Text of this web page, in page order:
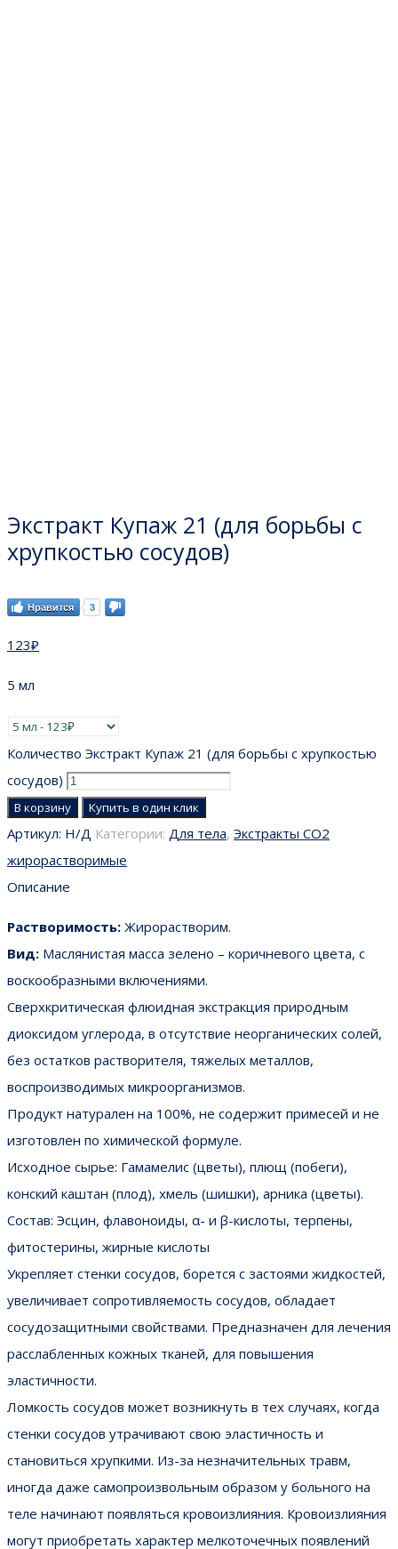
Экстракт Купаж 21 (для борьбы с
хрупкостью сосудов)
Нравится 3
123₽
5 мл
Количество Экстракт Купаж 21 (для борьбы с хрупкостью
сосудов)
В корзину Купить в один клик
Артикул: Н/Д Категории: Для тела, Экстракты CO2
жирорастворимые
Описание
Растворимость: Жирорастворим.
Вид: Маслянистая масса зелено – коричневого цвета, с
воскообразными включениями.
Сверхкритическая флюидная экстракция природным
диоксидом углерода, в отсутствие неорганических солей,
без остатков растворителя, тяжелых металлов,
воспроизводимых микроорганизмов.
Продукт натурален на 100%, не содержит примесей и не
изготовлен по химической формуле.
Исходное сырье: Гамамелис (цветы), плющ (побеги),
конский каштан (плод), хмель (шишки), арника (цветы).
Состав: Эсцин, флавоноиды, α- и β-кислоты, терпены,
фитостерины, жирные кислоты
Укрепляет стенки сосудов, борется с застоями жидкостей,
увеличивает сопротивляемость сосудов, обладает
сосудозащитными свойствами. Предназначен для лечения
расслабленных кожных тканей, для повышения
эластичности.
Ломкость сосудов может возникнуть в тех случаях, когда
стенки сосудов утрачивают свою эластичность и
становиться хрупкими. Из-за незначительных травм,
иногда даже самопроизвольным образом у больного на
теле начинают появляться кровоизлияния. Кровоизлияния
могут приобретать характер мелкоточечных появлений